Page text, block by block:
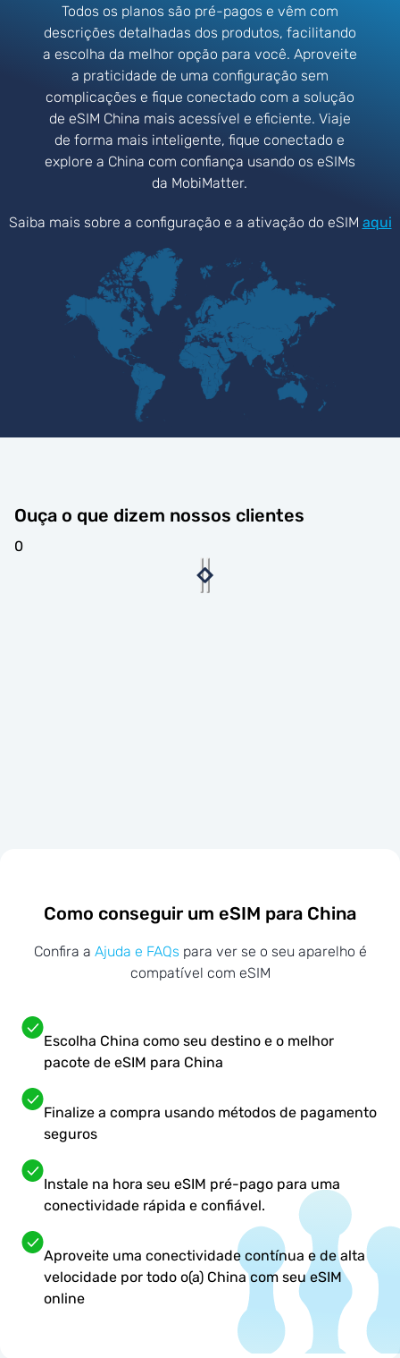
Todos os planos são pré-pagos e vêm com
descrições detalhadas dos produtos, facilitando
a escolha da melhor opção para você. Aproveite
a praticidade de uma configuração sem
complicações e fique conectado com a solução
de eSIM China mais acessível e eficiente. Viaje
de forma mais inteligente, fique conectado e
explore a China com confiança usando os eSIMs
da MobiMatter.
Saiba mais sobre a configuração e a ativação do eSIM aqui
Ouça o que dizem nossos clientes
0
Como conseguir um eSIM para China
Confira a Ajuda e FAQs para ver se o seu aparelho é
compatível com eSIM
Escolha China como seu destino e o melhor
pacote de eSIM para China
Finalize a compra usando métodos de pagamento
seguros
Instale na hora seu eSIM pré-pago para uma
conectividade rápida e confiável.
Aproveite uma conectividade contínua e de alta
velocidade por todo o(a) China com seu eSIM
online